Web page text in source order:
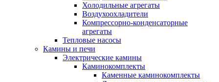
Холодильные агрегаты
Воздухоохладители
Компрессорно-конденсаторные
агрегаты
Тепловые насосы
Камины и печи
Электрические камины
Каминокомплекты
Каменные каминокомплекты